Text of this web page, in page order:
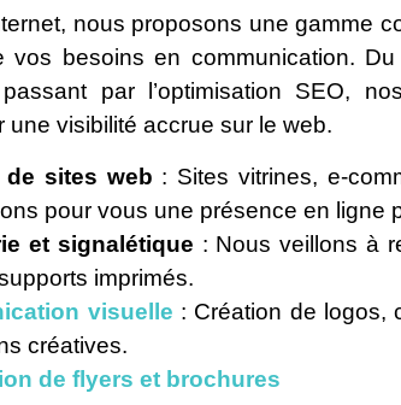
nous proposons une gamme
vos besoins en communication. Du
par l’optimisation SEO,
une visibilité accrue sur le web.
de sites web : Sites vitrines, e-
pour vous une présence en ligne
et signalétique : Nous veillons à
imprimés.
visuelle : Création de logos,
créatives.
de flyers et brochures